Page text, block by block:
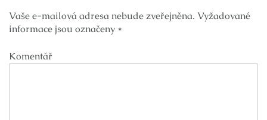
příspěvek
Vaše e-mailová adresa nebude zveřejněna. Vyžadované
informace jsou označeny *
Komentář